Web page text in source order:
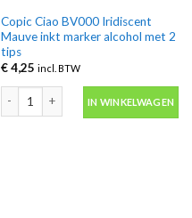
Copic Ciao BV000 Iridiscent
Mauve inkt marker alcohol met 2
tips
€4,25 incl. BTW
IN WINKELWAGEN